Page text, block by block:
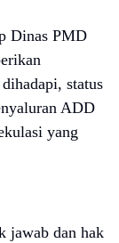
Dinas PMD
status
ADD
yang
jawab dan hak